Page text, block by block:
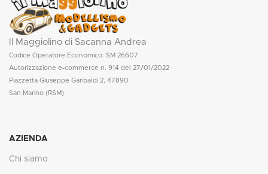
Il Maggiolino di Sacanna Andrea
Codice Operatore Economico: SM 26607
Autorizzazione e-commerce n. 914 del 27/01/2022
Piazzetta Giuseppe Garibaldi 2, 47890
San Marino (RSM)
AZIENDA
Chi siamo